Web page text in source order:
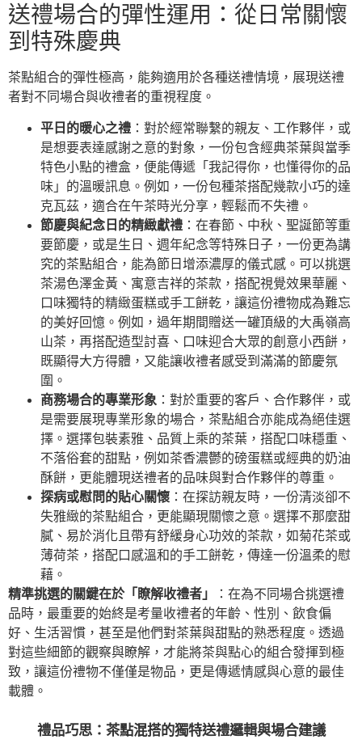
送禮場合的彈性運用：從日常關懷
到特殊慶典
茶點組合的彈性極高，能夠適用於各種送禮情境，展現送禮
者對不同場合與收禮者的重視程度。
平日的暖心之禮 ：對於經常聯繫的親友、工作夥伴，或
是想要表達感謝之意的對象，一份包含經典茶葉與當季
特色小點的禮盒，便能傳遞「我記得你，也懂得你的品
味」的溫暖訊息。例如，一份包種茶搭配幾款小巧的達
克瓦茲，適合在午茶時光分享，輕鬆而不失禮。
節慶與紀念日的精緻獻禮 ：在春節、中秋、聖誕節等重
要節慶，或是生日、週年紀念等特殊日子，一份更為講
究的茶點組合，能為節日增添濃厚的儀式感。可以挑選
茶湯色澤金黃、寓意吉祥的茶款，搭配視覺效果華麗、
口味獨特的精緻蛋糕或手工餅乾，讓這份禮物成為難忘
的美好回憶。例如，過年期間贈送一罐頂級的大禹嶺高
山茶，再搭配造型討喜、口味迎合大眾的創意小西餅，
既顯得大方得體，又能讓收禮者感受到滿滿的節慶氛
圍。
商務場合的專業形象 ：對於重要的客戶、合作夥伴，或
是需要展現專業形象的場合，茶點組合亦能成為絕佳選
擇。選擇包裝素雅、品質上乘的茶葉，搭配口味穩重、
不落俗套的甜點，例如茶香濃鬱的磅蛋糕或經典的奶油
酥餅，更能體現送禮者的品味與對合作夥伴的尊重。
探病或慰問的貼心關懷 ：在探訪親友時，一份清淡卻不
失雅緻的茶點組合，更能顯現關懷之意。選擇不那麼甜
膩、易於消化且帶有舒緩身心功效的茶款，如菊花茶或
薄荷茶，搭配口感溫和的手工餅乾，傳達一份溫柔的慰
藉。
精準挑選的關鍵在於「瞭解收禮者」
：在為不同場合挑選禮
品時，最重要的始終是考量收禮者的年齡、性別、飲食偏
好、生活習慣，甚至是他們對茶葉與甜點的熟悉程度。透過
對這些細節的觀察與瞭解，才能將茶與點心的組合發揮到極
致，讓這份禮物不僅僅是物品，更是傳遞情感與心意的最佳
載體。
禮品巧思：茶點混搭的獨特送禮邏輯與場合建議